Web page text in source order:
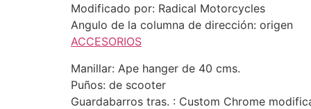
Modificado por: Radical Motorcycles
Angulo de la columna de dirección: origen
ACCESORIOS
Manillar: Ape hanger de 40 cms.
Puños: de scooter
Guardabarros tras. : Custom Chrome